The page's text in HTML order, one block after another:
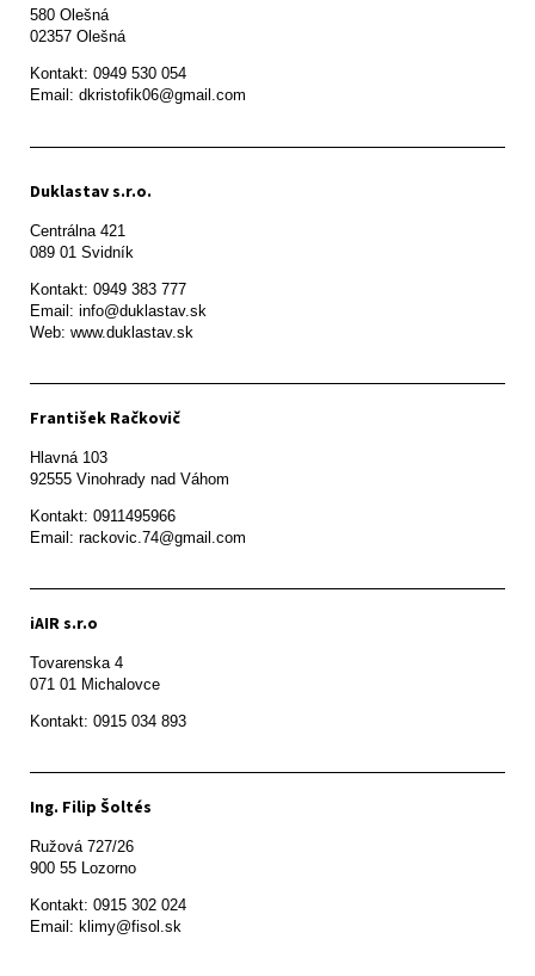
580 Olešná
Kontakt: 0949 530 054
Email: dkristofik06@gmail.com
Duklastav s.r.o.
Centrálna 421
089 01 Svidník
Kontakt: 0949 383 777
Email: info@duklastav.sk
Web: www.duklastav.sk
František Račkovič
Hlavná 103
92555 Vinohrady nad Váhom
Kontakt: 0911495966
Email: rackovic.74@gmail.com
iAIR s.r.o
Tovarenska 4
071 01 Michalovce
Ing. Filip Šoltés
Ružová 727/26
900 55 Lozorno
Kontakt: 0915 302 024
Email: klimy@fisol.sk